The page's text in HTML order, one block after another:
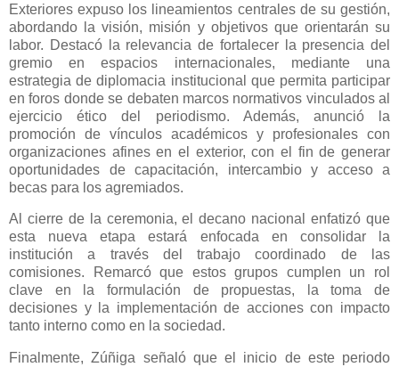
Exteriores expuso los lineamientos centrales de su gestión,
abordando la visión, misión y objetivos que orientarán su
labor. Destacó la relevancia de fortalecer la presencia del
gremio en espacios internacionales, mediante una
estrategia de diplomacia institucional que permita participar
en foros donde se debaten marcos normativos vinculados al
ejercicio ético del periodismo. Además, anunció la
promoción de vínculos académicos y profesionales con
organizaciones afines en el exterior, con el fin de generar
oportunidades de capacitación, intercambio y acceso a
becas para los agremiados.
Al cierre de la ceremonia, el decano nacional enfatizó que
esta nueva etapa estará enfocada en consolidar la
institución a través del trabajo coordinado de las
comisiones. Remarcó que estos grupos cumplen un rol
clave en la formulación de propuestas, la toma de
decisiones y la implementación de acciones con impacto
tanto interno como en la sociedad.
Finalmente, Zúñiga señaló que el inicio de este periodo